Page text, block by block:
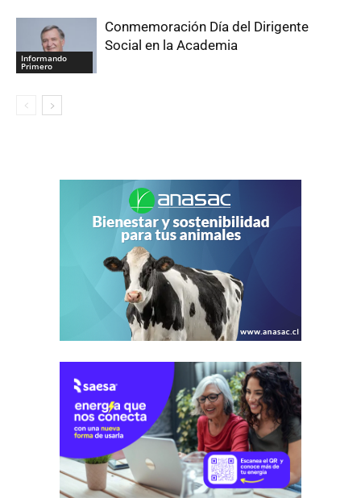
Informando
Primero
Conmemoración Día del Dirigente
Social en la Academia